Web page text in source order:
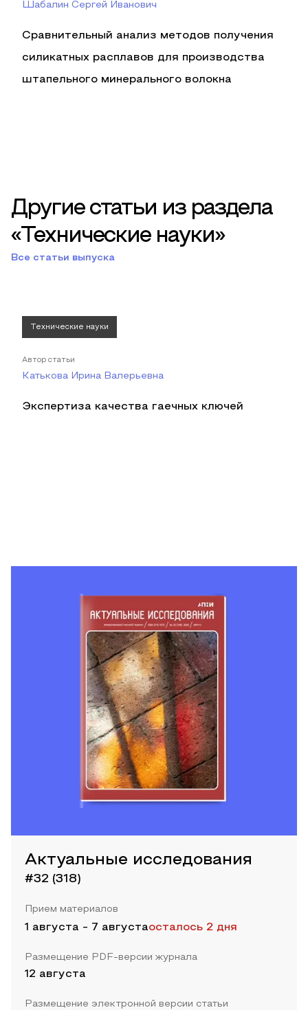
Шабалин Сергей Иванович
Сравнительный анализ методов получения
силикатных расплавов для производства
штапельного минерального волокна
Другие статьи из раздела
«Технические науки»
Все статьи выпуска
Технические науки
Автор статьи
Катькова Ирина Валерьевна
Экспертиза качества гаечных ключей
Актуальные исследования
#32 (318)
Прием материалов
1 августа - 7 августаосталось 2 дня
Размещение PDF-версии журнала
12 августа
Размещение электронной версии статьи